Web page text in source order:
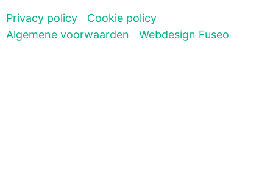
Privacy policy
Cookie policy
Algemene voorwaarden
Webdesign Fuseo